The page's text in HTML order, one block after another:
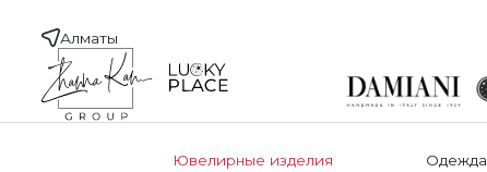
Алматы
Ювелирные изделия Одежда